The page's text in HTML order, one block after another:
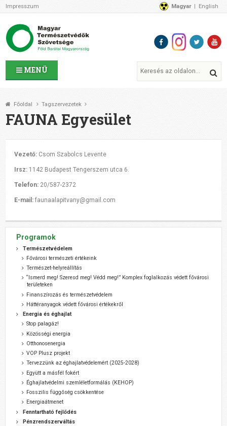
MENÜ
Impresszum Magyar English
Az MTVSZ-ről
Programok
MTVSZ ügyek és események
Tagszervezetek
Támogatóink
CSATLAKOZZ hozzánk!
1%
Adományozz!
Főoldal Tagszervezetek
FAUNA Egyesület
Vezető: Csom Szabolcs Levente
Irsz: 1142 Budapest Tengerszem utca 6.
Telefon: 20/587-2372
E-mail:faunaalapitvany@gmail.com
Programok
Természetvédelem
Fővárosi természeti értékeink
Természet-helyreállítás
“Ismerd meg! Szeresd meg! Védd meg!” Komplex foglalkozás védett fővárosi
területeken
Finanszírozás és természetvédelem
Háttéranyagok védett fővárosi értékekről
Energia és éghajlat
Stop palagáz!
Közösségi energia
Otthonosenergia
VOP Plusz projekt
Tervezzünk az éghajlatvédelemért (2025-2028)
Együtt a másfél fokért
Éghajlatvédelmi szemléletformálás (KEHOP)
Fosszilis függőség csökkentése
Energiaátmenet
Fenntartható fejlődés
Pénzrendszerváltás